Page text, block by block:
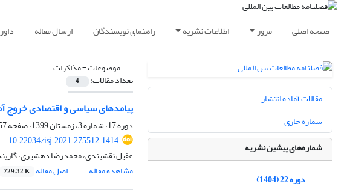
صفحه اصلی مرور اطلاعات نشریه راهنمای نویسندگان ارسال مقاله
موضوعات =مذاکرات
تعداد مقالات: 4
پیامدهای سیاسی و اقتصادی خروج
دوره 17، شماره 3، زمستان 1399، صفحه
10.22034/isj.2021.275512.1414
عقیل نقشبندی، محمدرضا دهشیری،
مشاهده مقاله
اصل مقاله 729.32 K
مقالات آماده انتشار
شماره جاری
شماره‌های پیشین نشریه
دوره 22 (1404)